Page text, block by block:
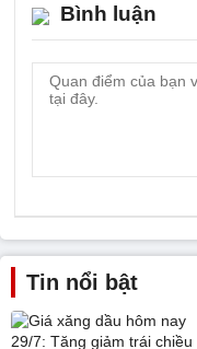
Bình luận
Tin nổi bật